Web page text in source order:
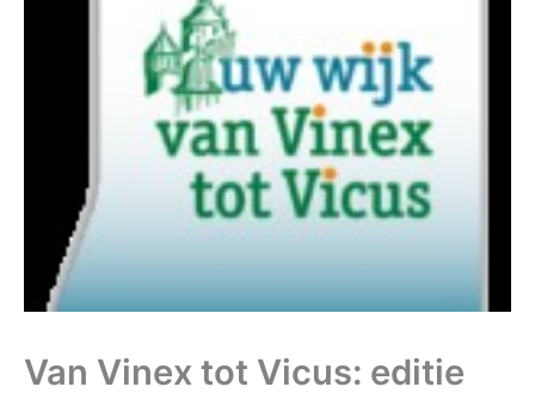
Van Vinex tot Vicus: editie